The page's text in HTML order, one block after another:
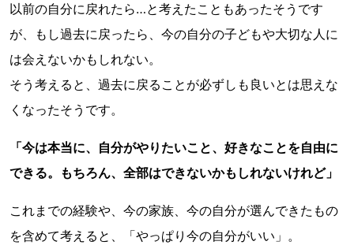
以前の自分に戻れたら…と考えたこともあったそうです
が、もし過去に戻ったら、今の自分の子どもや大切な人に
は会えないかもしれない。
そう考えると、過去に戻ることが必ずしも良いとは思えな
くなったそうです。
「今は本当に、自分がやりたいこと、好きなことを自由に
できる。もちろん、全部はできないかもしれないけれど」
これまでの経験や、今の家族、今の自分が選んできたもの
を含めて考えると、「やっぱり今の自分がいい」。